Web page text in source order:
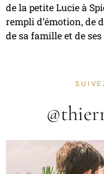
de la petite Lucie à
rempli d’émotion, de
de sa famille et de